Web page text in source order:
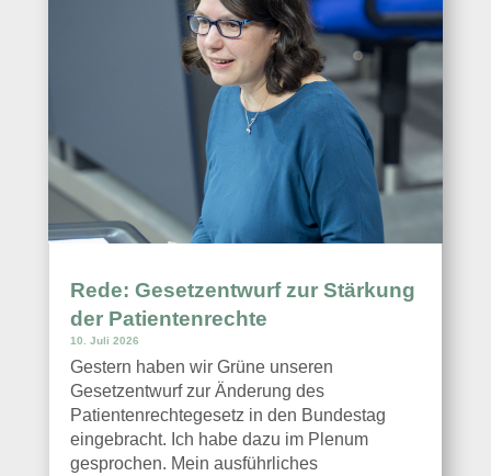
Rede: Gesetzentwurf zur Stärkung
der Patientenrechte
10. Juli 2026
Gestern haben wir Grüne unseren
Gesetzentwurf zur Änderung des
Patientenrechtegesetz in den Bundestag
eingebracht. Ich habe dazu im Plenum
gesprochen. Mein ausführliches